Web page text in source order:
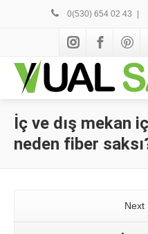
0(530) 654 02 43
İç ve dış mekan
neden fiber
Next